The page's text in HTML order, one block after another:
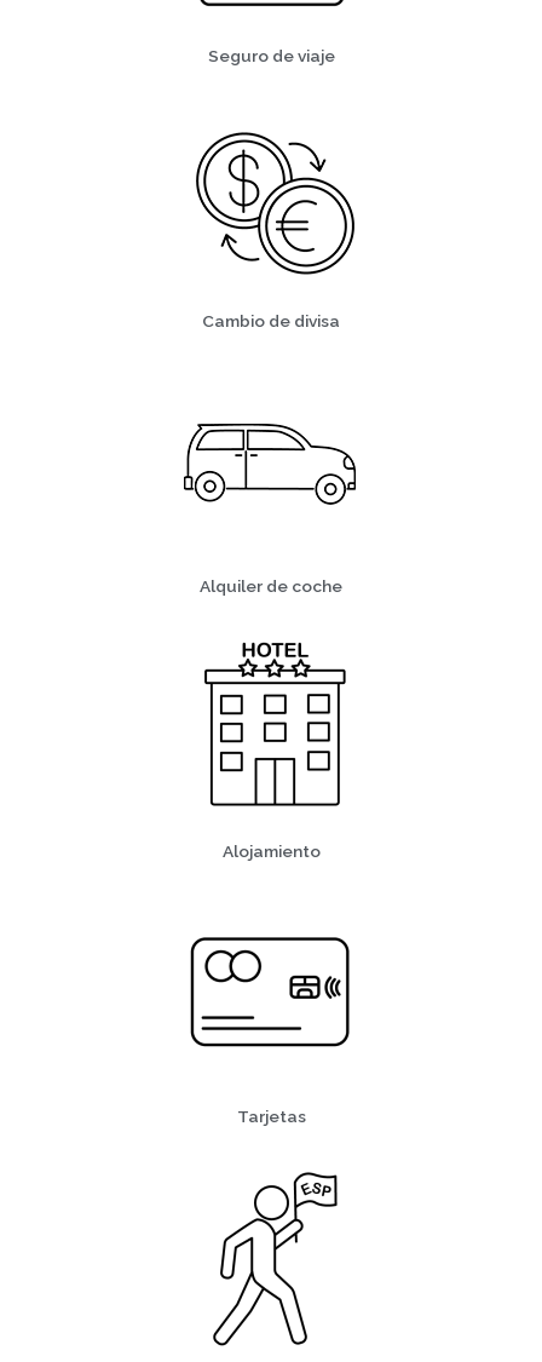
Seguro de viaje
Cambio de divisa
Alquiler de coche
Alojamiento
Tarjetas